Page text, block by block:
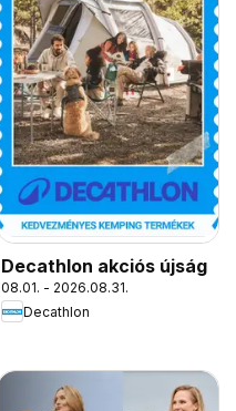
Decathlon akciós újság
08.01. - 2026.08.31.
Decathlon